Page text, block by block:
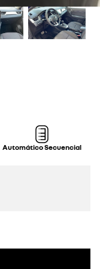
Automático Secuencial